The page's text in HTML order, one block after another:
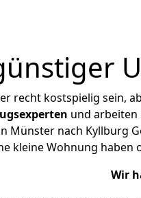
recht kostspielig sein,
und arbeiten
Münster nach Kyllburg
kleine Wohnung
Wir